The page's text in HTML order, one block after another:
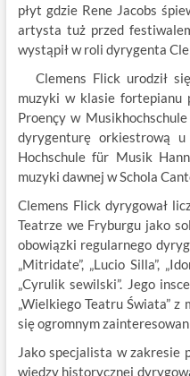
płyt gdzie Rene Jacobs
artysta tuż przed
wystąpił w roli dyrygenta
Clemens Flick urodził
muzyki w klasie fortepianu
Proençy w
dyrygenturę orkiestrową
Hochschule für Musik
muzyki dawnej w Schola
Clemens Flick dyrygował
Teatrze we Fryburgu jako
obowiązki regularnego
„Mitridate”, „Lucio Silla”,
„Cyrulik sewilski”. Jego
„Wielkiego Teatru Świata” z
się ogromnym
Jako specjalista w zakresie
wiedzy historycznej